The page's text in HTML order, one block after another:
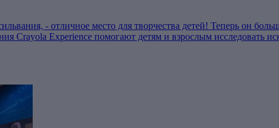
- отличное место для творчества детей! Теперь он
Crayola Experience помогают детям и взрослым исследовать